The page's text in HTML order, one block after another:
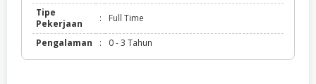
Tipe
Pekerjaan
: Full Time
Pengalaman : 0 - 3 Tahun